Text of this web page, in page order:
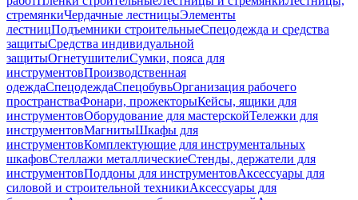
стремянкиЧердачные лестницыЭлементы
лестницПодъемники строительныеСпецодежда и средства
защитыСредства индивидуальной
защитыОгнетушителиСумки, пояса для
инструментовПроизводственная
одеждаСпецодеждаСпецобувьОрганизация рабочего
пространстваФонари, прожекторыКейсы, ящики для
инструментовОборудование для мастерскойТележки для
инструментовМагнитыШкафы для
инструментовКомплектующие для инструментальных
шкафовСтеллажи металлическиеСтенды, держатели для
инструментовПоддоны для инструментовАксессуары для
силовой и строительной техникиАксессуары для